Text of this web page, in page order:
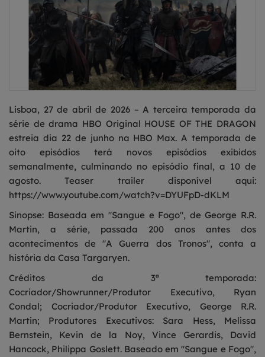
Lisboa, 27 de abril de 2026 – A terceira temporada da
série de drama HBO Original HOUSE OF THE DRAGON
estreia dia 22 de junho na HBO Max. A temporada de
oito episódios terá novos episódios exibidos
semanalmente, culminando no episódio final, a 10 de
agosto. Teaser trailer disponível aqui:
https://www.youtube.com/watch?v=DYUFpD-dKLM
Sinopse: Baseada em "Sangue e Fogo", de George R.R.
Martin, a série, passada 200 anos antes dos
acontecimentos de "A Guerra dos Tronos", conta a
história da Casa Targaryen.
Créditos da 3ª temporada:
Cocriador/Showrunner/Produtor Executivo, Ryan
Condal; Cocriador/Produtor Executivo, George R.R.
Martin; Produtores Executivos: Sara Hess, Melissa
Bernstein, Kevin de la Noy, Vince Gerardis, David
Hancock, Philippa Goslett. Baseado em "Sangue e Fogo",